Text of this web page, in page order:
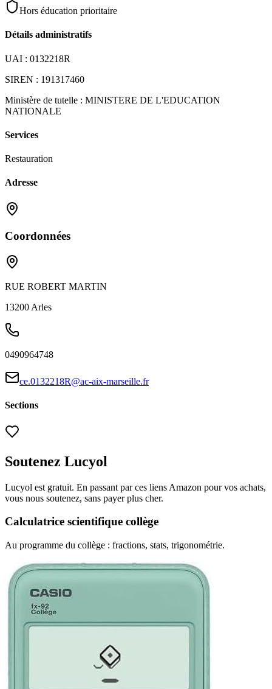
Hors éducation prioritaire
Détails administratifs
UAI : 0132218R
SIREN : 191317460
Ministère de tutelle : MINISTERE DE L'EDUCATION
NATIONALE
Services
Restauration
Adresse
Coordonnées
RUE ROBERT MARTIN
13200 Arles
0490964748
ce.0132218R@ac-aix-marseille.fr
Sections
Soutenez Lucyol
Lucyol est gratuit. En passant par ces liens Amazon pour vos achats,
vous nous soutenez, sans payer plus cher.
Calculatrice scientifique collège
Au programme du collège : fractions, stats, trigonométrie.